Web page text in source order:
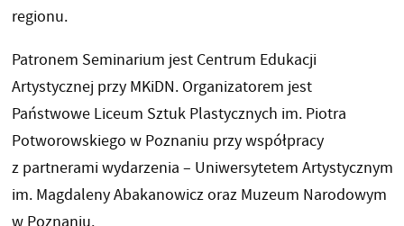
regionu.
Patronem Seminarium jest Centrum Edukacji
Artystycznej przy MKiDN. Organizatorem jest
Państwowe Liceum Sztuk Plastycznych im. Piotra
Potworowskiego w Poznaniu przy współpracy
z partnerami wydarzenia – Uniwersytetem Artystycznym
im. Magdaleny Abakanowicz oraz Muzeum Narodowym